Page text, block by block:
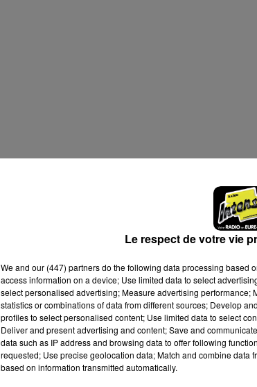
Le respect de votre vie
We and our (447) partnersdo the following data processing based
access information on a device; Use limited data to select
select personalised advertising; Measure advertising
statistics or combinations of data from different sources; Develop
profiles to select personalised content; Use limited data to select
Deliver and present advertising and content; Save and
data such as IP address and browsing data to offer following
requested; Use precise geolocation data; Match and combine data
based on information transmitted automatically.